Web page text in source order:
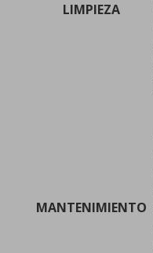
LIMPIEZA
MANTENIMIENTO